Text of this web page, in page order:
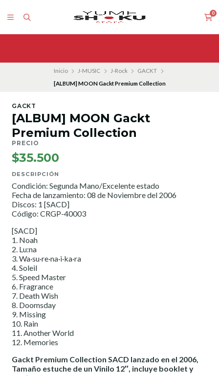
0
Inicio J-MUSIC J-Rock
GACKT
[ALBUM] MOON Gackt Premium Collection
GACKT
[ALBUM] MOON Gackt
Premium Collection
PRECIO
$35.500
DESCRIPCIÓN
Condición: Segunda Mano/Excelente estado
Fecha de lanzamiento: 08 de Noviembre del 2006
Discos: 1 [SACD]
Código: CRGP-40003
[SACD]
1. Noah
2. Lu:na
3. Wa·su·re·na·i·ka·ra
4. Soleil
5. Speed Master
6. Fragrance
7. Death Wish
8. Doomsday
9. Missing
10. Rain
11. Another World
12. Memories
Gackt Premium Collection SACD lanzado en el 2006,
Tamaño estuche de un Vinilo 12″, incluye booklet y